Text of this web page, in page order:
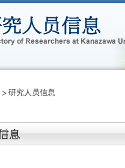
研究人员信息